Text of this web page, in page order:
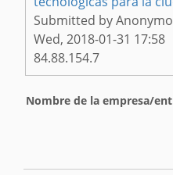
Submitted by
Wed, 2018-01-31 17:58
84.88.154.7
Nombre de la empresa/